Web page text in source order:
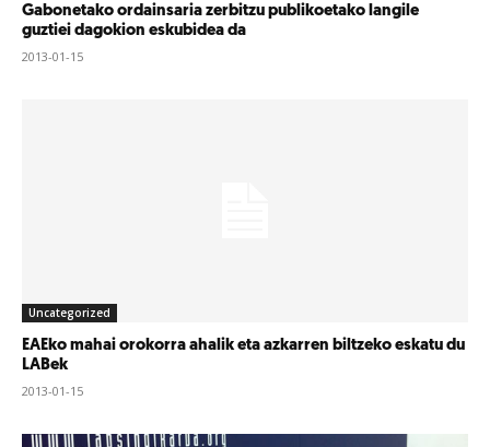
Gabonetako ordainsaria zerbitzu publikoetako langile
guztiei dagokion eskubidea da
2013-01-15
Uncategorized
EAEko mahai orokorra ahalik eta azkarren biltzeko eskatu du
LABek
2013-01-15